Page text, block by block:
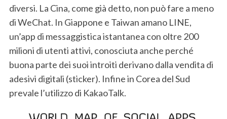
diversi. La Cina, come già detto, non può fare a meno
di WeChat. In Giappone e Taiwan amano LINE,
un’app di messaggistica istantanea con oltre 200
milioni di utenti attivi, conosciuta anche perché
buona parte dei suoi introiti derivano dalla vendita di
adesivi digitali (sticker). Infine in Corea del Sud
prevale l’utilizzo di KakaoTalk.